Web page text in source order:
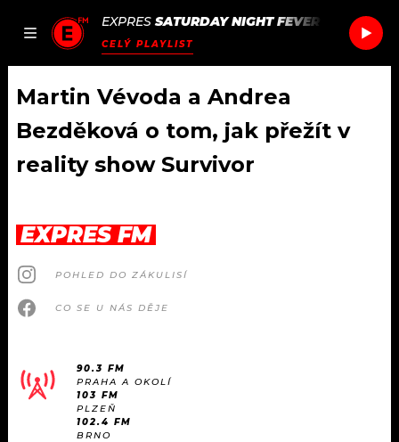
JAK
SEZNAM.CZ
EXPRES SATURDAY NIGHT FEVER
CELÝ PLAYLIST
DOMŮ
AKTUÁLNĚ
HUDBA
#NEBUDUDOMA
KALENDÁŘ
PODCASTY
JAK NALADIT
APLIKACE
PROGRAM
SOUTĚŽE
Martin Vévoda a Andrea
Bezděková o tom, jak přežít v
reality show Survivor
EXPRES FM
POHLED DO ZÁKULISÍ
CO SE U NÁS DĚJE
90.3 FM
PRAHA A OKOLÍ
103 FM
PLZEŇ
102.4 FM
BRNO